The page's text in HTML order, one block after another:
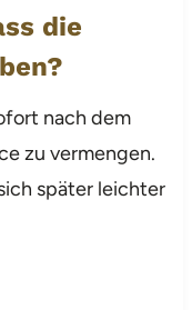
die
nach dem
zu vermengen.
später leichter